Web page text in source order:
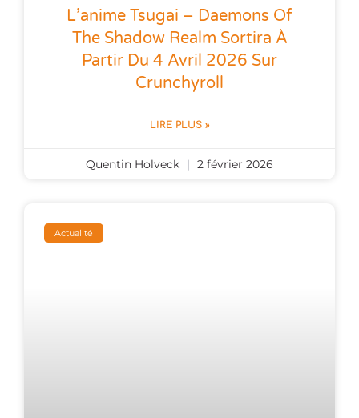
L’anime Tsugai – Daemons Of
The Shadow Realm Sortira À
Partir Du 4 Avril 2026 Sur
Crunchyroll
LIRE PLUS »
Quentin Holveck 2 février 2026
Actualité